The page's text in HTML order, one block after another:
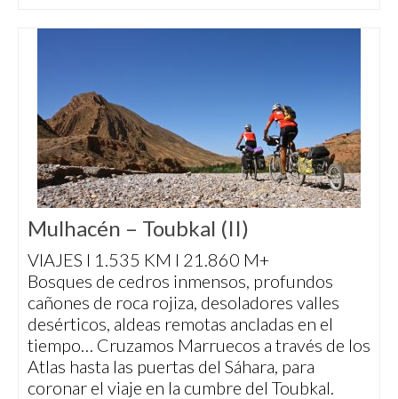
Mulhacén – Toubkal (II)
VIAJES I 1.535 KM I 21.860 M+
Bosques de cedros inmensos, profundos
cañones de roca rojiza, desoladores valles
desérticos, aldeas remotas ancladas en el
tiempo… Cruzamos Marruecos a través de los
Atlas hasta las puertas del Sáhara, para
coronar el viaje en la cumbre del Toubkal.